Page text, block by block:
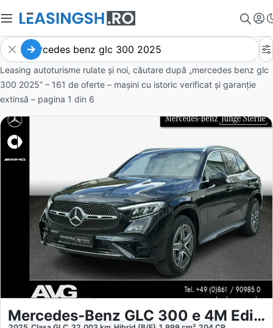
Leasing autoturisme rulate și noi, căutare după „mercedes benz glc
300 2025” – 161 de oferte – mașini cu istoric verificat și garanție
extinsă – pagina 1 din 6
Mercedes-Benz GLC 300 e 4M Edition-AMG